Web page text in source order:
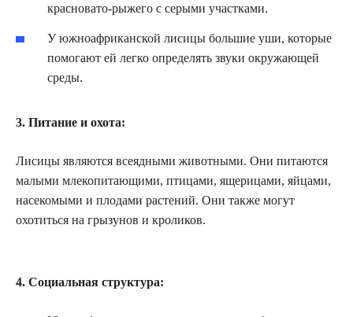
красновато-рыжего с серыми участками.
У южноафриканской лисицы большие уши, которые
помогают ей легко определять звуки окружающей
среды.
3. Питание и охота:
Лисицы являются всеядными животными. Они питаются
малыми млекопитающими, птицами, ящерицами, яйцами,
насекомыми и плодами растений. Они также могут
охотиться на грызунов и кроликов.
4. Социальная структура: